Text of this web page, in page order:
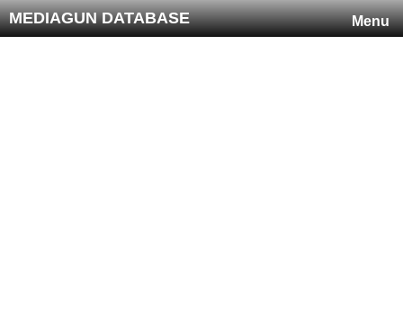
Menu
MEDIAGUN DATABASE